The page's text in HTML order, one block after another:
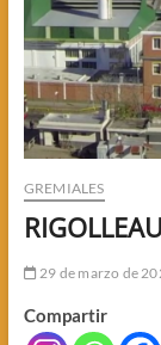
GREMIALES
29 de marzo de
Compartir